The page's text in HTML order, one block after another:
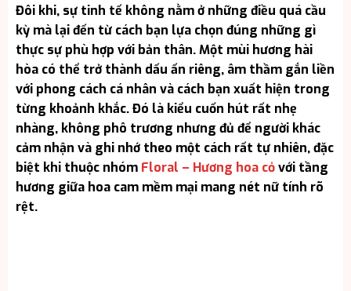
Đôi khi, sự tinh tế không nằm ở những điều quá cầu
kỳ mà lại đến từ cách bạn lựa chọn đúng những gì
thực sự phù hợp với bản thân. Một mùi hương hài
hòa có thể trở thành dấu ấn riêng, âm thầm gắn liền
với phong cách cá nhân và cách bạn xuất hiện trong
từng khoảnh khắc. Đó là kiểu cuốn hút rất nhẹ
nhàng, không phô trương nhưng đủ để người khác
cảm nhận và ghi nhớ theo một cách rất tự nhiên, đặc
biệt khi thuộc nhóm Floral – Hương hoa cỏvới tầng
hương giữa hoa cam mềm mại mang nét nữ tính rõ
rệt.